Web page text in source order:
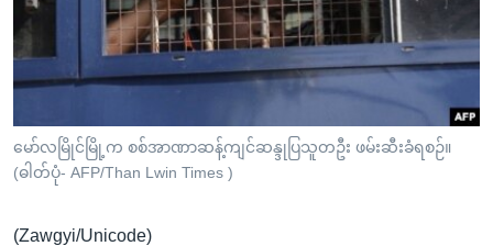
ညွန်း
စာမျက်နှာ
သို့
ကြည့်
ရန်
ရန်
သုတပဒေသာ အင်္ဂလိပ်စာ
Learning English
ဗွီအိုအေ လူမှုကွန်ယက်များ
မော်လမြိုင်မြို့က စစ်အာဏာဆန့်ကျင်ဆန္ဒုပြသူတဦး ဖမ်းဆီးခံရစဉ်။
(ဓါတ်ပုံ- AFP/Than Lwin Times )
(Zawgyi/Unicode)